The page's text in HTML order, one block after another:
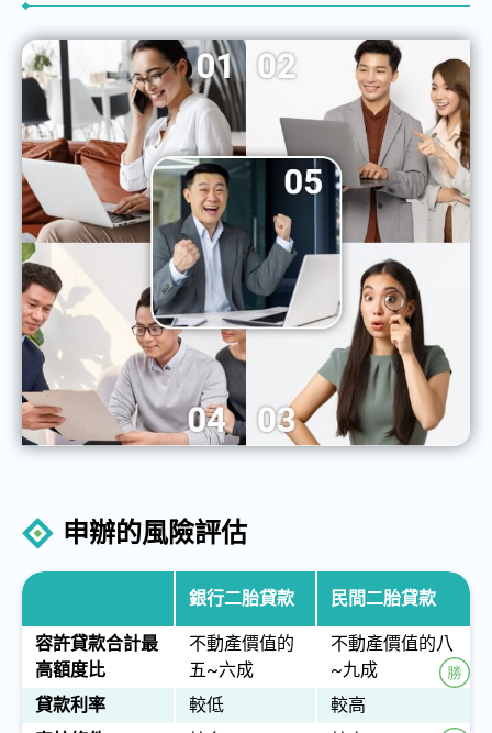
申辦的風險評估
銀行二胎貸款 民間二胎貸款
容許貸款合計最
高額度比
不動產價值的
五~六成
不動產價值的八
~九成
貸款利率
較低
較高